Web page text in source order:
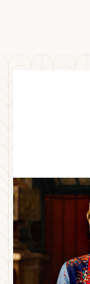
Romjulskonsert
Starter
Dørene åpner